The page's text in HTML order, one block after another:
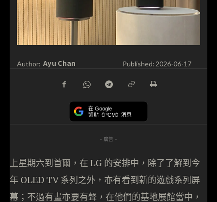
Author: Ayu Chan Published: 2026-06-17
在 Google
緊貼《PCM》消息
- 廣告 -
上星期六到首爾，在 LG 的安排中，除了了解到今
年 OLED TV 系列之外，亦有看到新的遊戲系列屏
幕；不過有畫亦要有聲，在他們的基地展館當中，